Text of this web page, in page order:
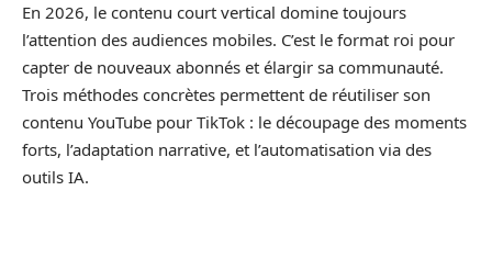
En 2026, le contenu court vertical domine toujours
l’attention des audiences mobiles. C’est le format roi pour
capter de nouveaux abonnés et élargir sa communauté.
Trois méthodes concrètes permettent de réutiliser son
contenu YouTube pour TikTok : le découpage des moments
forts, l’adaptation narrative, et l’automatisation via des
outils IA.